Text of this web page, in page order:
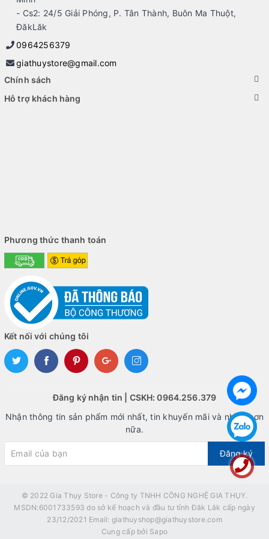
Buôn Ma Thuột - Hồ Chí Minh và trên toàn quốc.
tín, chất lượng và dich vụ số 1 BMT - Gò Vấp, HCM.
- Cs2: 24/5 Giải Phóng, P. Tân Thành, Buôn Ma Thuột,
ĐăkLăk
0964256379
giathuystore@gmail.com
Chính sách
Hỗ trợ khách hàng
Phương thức thanh toán
Kết nối với chúng tôi
Đăng ký nhận tin | CSKH: 0964.256.379
Nhận thông tin sản phẩm mới nhất, tin khuyến mãi và nhiều hơn
nữa.
Đăng ký
© 2022 Gia Thụy Store - Công ty TNHH CÔNG NGHỆ GIA THỤY.
MSDN:6001733593 do sở kế hoạch và đầu tư tỉnh Đăk Lăk cấp ngày
23/12/2021 Email: giathuyshop@giathuystore.com
Cung cấp bởi Sapo